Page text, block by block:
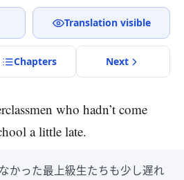
Translation visible
Chapters Next
who hadn’t come
a little late.
かった最上級生たちも少し遅れ